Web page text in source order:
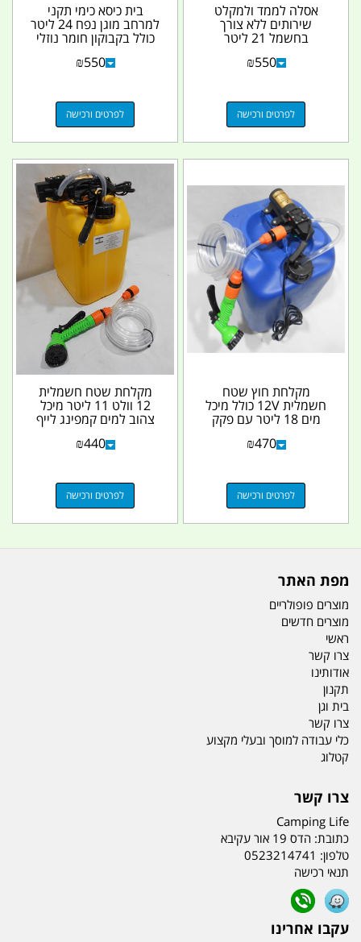
אסלה לממד ולמקלט
שירותים ללא צורך
בחשמל 21 ליטר
אינדיקטור מצב...
₪550
לפרטים ורכישה
בית כיסא כימי תקני
למרחב מוגן נפח 24 ליטר
כולל בקבוקון חומר נוזלי
קמפינג לייף
₪550
לפרטים ורכישה
מקלחת חוץ שטח
חשמלית 12V כולל מיכל
מים 18 ליטר עם פקק
חכם להוצאת והכנסת
אוויר₪470
לפרטים ורכישה
מקלחת שטח חשמלית
12 וולט 11 ליטר מיכל
צהוב למים קמפינג לייף
₪440
לפרטים ורכישה
מפת האתר
מוצרים פופולריים
מוצרים חדשים
ראשי
צרו קשר
אודותינו
תקנון
בית וגן
צרו קשר
כלי עבודה למוסך ובעלי מקצוע
קטלוג
צרו קשר
Camping Life
כתובת: הדס 19 אור עקיבא
טלפון: 0523214741
תנאי רכישה
עקבו אחרינו